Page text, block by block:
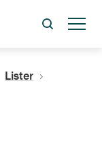
Lister